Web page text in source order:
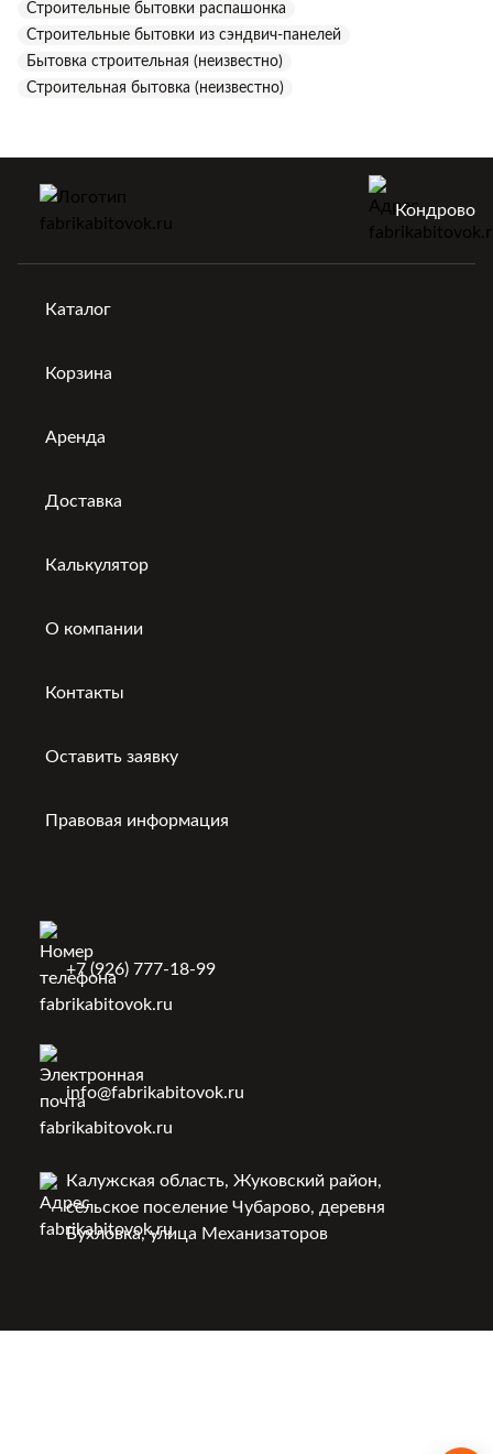
Строительные бытовки распашонка
Строительные бытовки из сэндвич-панелей
Бытовка строительная (неизвестно)
Строительная бытовка (неизвестно)
Кондрово
Каталог
Корзина
Аренда
Доставка
Калькулятор
О компании
Контакты
Оставить заявку
Правовая информация
+7 (926) 777-18-99
info@fabrikabitovok.ru
Калужская область, Жуковский район,
сельское поселение Чубарово, деревня
Бухловка, улица Механизаторов